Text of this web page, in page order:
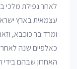
לאחר נפילת מלכי
עצמאית בארץ
כאלפיים שנה
האחרון שבהם בידי